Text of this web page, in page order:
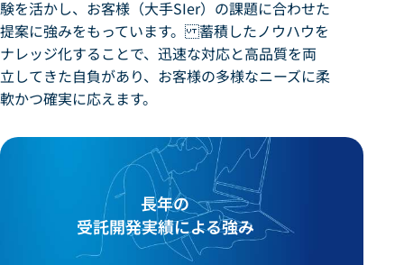
験を活かし、お客様（大手SIer）の課題に合わせた
提案に強みをもっています。 蓄積したノウハウを
ナレッジ化することで、迅速な対応と高品質を両
立してきた自負があり、お客様の多様なニーズに柔
軟かつ確実に応えます。
長年の
受託開発実績による強み